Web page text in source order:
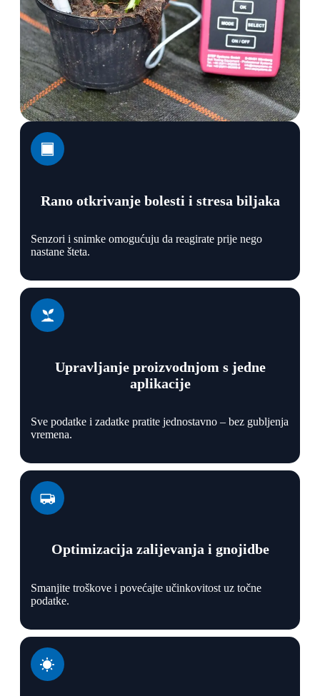
Rano otkrivanje bolesti i stresa biljaka
Senzori i snimke omogućuju da reagirate prije nego
nastane šteta.
Upravljanje proizvodnjom s jedne
aplikacije
Sve podatke i zadatke pratite jednostavno – bez gubljenja
vremena.
Optimizacija zalijevanja i gnojidbe
Smanjite troškove i povećajte učinkovitost uz točne
podatke.